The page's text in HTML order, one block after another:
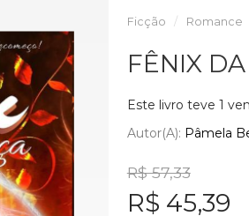
Ficção Romance
FÊNIX
Este livro teve 1
Autor(a): Pâmela
R$ 57,33
R$ 45,39